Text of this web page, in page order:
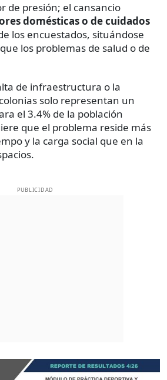
de presión; el cansancio
domésticas o de cuidados
los encuestados, situándose
los problemas de salud o de
de infraestructura o la
solo representan un
el 3.4% de la población
que el problema reside más
y la carga social que en la
PUBLICIDAD